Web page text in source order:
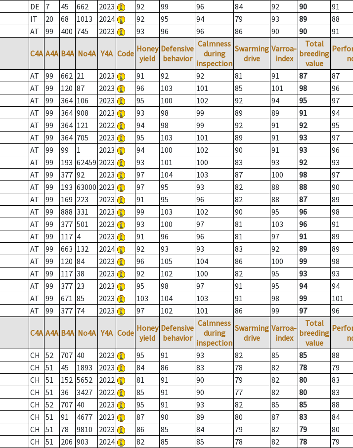
DE 7 45 662 2023 92 99 96 84 92 90
91
IT 20 68 1013 2024 92 95 94 79 93 89
88
AT 99 400 745 2023 93 96 96 86 90 90 91
C4A A4A B4A No4A Y4A Code Honey
yield
Defensive
behavior
Calmness
during
inspection
Swarming
drive
Varroa-
index
Total
breeding
value
AT 99 662 21 2023 91 92 92 81 91 87
87
AT 99 120 87 2023 96 103 101 85 101 98
96
AT 99 364 106 2023 95 100 102 92 94 95
97
AT 99 364 908 2023 93 98 99 89 89 91
94
AT 99 364 121 2022 94 98 99 92 91 92
95
AT 99 364 705 2023 95 103 101 89 91 93
97
AT 99 99 1 2023 94 100 102 90 91 93
96
AT 99 193 62459 2023 93 101 100 83 93 92
93
AT 99 377 92 2023 97 104 103 87 100 98
97
AT 99 193 63000 2023 97 95 93 82 88 88
90
AT 99 169 223 2023 91 95 96 82 88 87
89
AT 99 888 331 2023 99 103 102 90 95 96
98
AT 99 377 501 2023 93 100 97 81 103 96
91
AT 99 117 4 2023 91 96 96 81 97 91
89
AT 99 663 132 2024 92 93 93 83 92 89
89
AT 99 120 84 2023 96 105 104 86 100 99
98
AT 99 117 38 2023 92 102 100 82 95 93
93
AT 99 377 23 2023 95 98 97 91 95 94
94
AT 99 671 85 2023 103 104 103 91 98 99
101
AT 99 377 74 2023 97 102 101 86 99 97 96
C4A A4A B4A No4A Y4A Code Honey
yield
Defensive
behavior
Calmness
during
inspection
Swarming
drive
Varroa-
index
Total
breeding
value
CH 52 707 40 2023 95 91 93 82 85 85
88
CH 51 45 1893 2023 84 86 83 78 82 78
79
CH 51 152 5652 2022 81 91 90 79 82 80
83
CH 51 36 3427 2022 85 91 90 77 82 80
83
CH 52 707 40 2023 95 91 93 82 85 85
88
CH 51 91 4677 2023 87 90 89 80 87 83
84
CH 51 78 9810 2023 86 85 84 79 82 79
80
CH 51 206 903 2024 82 85 85 78 82 78 79